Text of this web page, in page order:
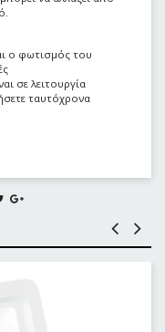
ο φωτισμός του
σε λειτουργία
ταυτόχρονα